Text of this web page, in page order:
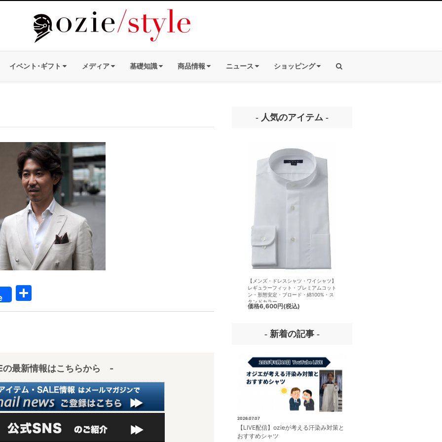
イベント･ギフト メディア 基礎知識 商品情報 ニュース ショッピング
有
最新情報はこちらから -
- 人気のアイテム -
【メンズ・ドレスシャツ・ワイシャツ】
レギュラーフィット・プレミアムコット
ン・形態安定・ブロード・綿100%・ス
タンドカラー
価格6,600円(税込)
- 新着の記事 -
2026.07.07
【LIVE配信】ozieが考える汗染み対策と
おすすめシャツ